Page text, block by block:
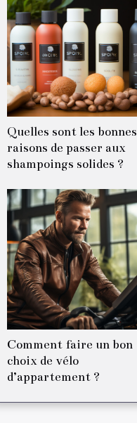
Quelles sont les bonnes
raisons de passer aux
shampoings solides ?
Comment faire un bon
choix de vélo
d’appartement ?